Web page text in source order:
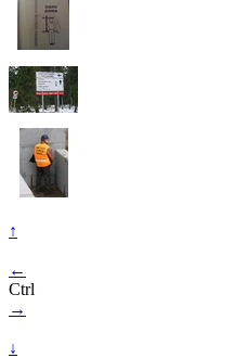
↑
←
Ctrl
→
↓